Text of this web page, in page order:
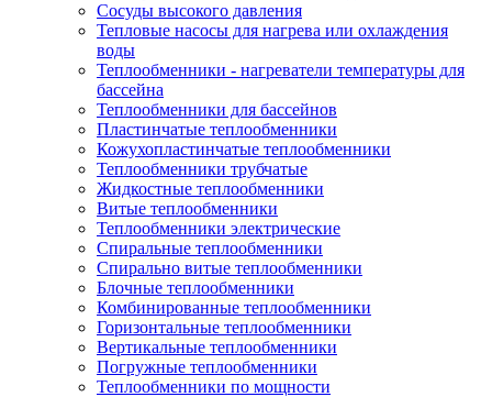
Сосуды высокого давления
Тепловые насосы для нагрева или охлаждения
воды
Теплообменники - нагреватели температуры для
бассейна
Теплообменники для бассейнов
Пластинчатые теплообменники
Кожухопластинчатые теплообменники
Теплообменники трубчатые
Жидкостные теплообменники
Витые теплообменники
Теплообменники электрические
Спиральные теплообменники
Спирально витые теплообменники
Блочные теплообменники
Комбинированные теплообменники
Горизонтальные теплообменники
Вертикальные теплообменники
Погружные теплообменники
Теплообменники по мощности